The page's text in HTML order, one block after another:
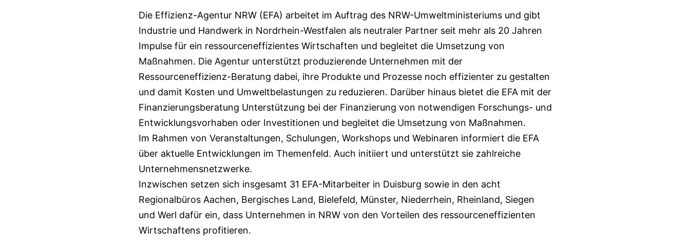
Die Effizienz-Agentur NRW (EFA) arbeitet im Auftrag des NRW-Umweltministeriums und gibt
Industrie und Handwerk in Nordrhein-Westfalen als neutraler Partner seit mehr als 20 Jahren
Impulse für ein ressourceneffizientes Wirtschaften und begleitet die Umsetzung von
Maßnahmen. Die Agentur unterstützt produzierende Unternehmen mit der
Ressourceneffizienz-Beratung dabei, ihre Produkte und Prozesse noch effizienter zu gestalten
und damit Kosten und Umweltbelastungen zu reduzieren. Darüber hinaus bietet die EFA mit der
Finanzierungsberatung Unterstützung bei der Finanzierung von notwendigen Forschungs- und
Entwicklungsvorhaben oder Investitionen und begleitet die Umsetzung von Maßnahmen.
Im Rahmen von Veranstaltungen, Schulungen, Workshops und Webinaren informiert die EFA
über aktuelle Entwicklungen im Themenfeld. Auch initiiert und unterstützt sie zahlreiche
Unternehmensnetzwerke.
Inzwischen setzen sich insgesamt 31 EFA-Mitarbeiter in Duisburg sowie in den acht
Regionalbüros Aachen, Bergisches Land, Bielefeld, Münster, Niederrhein, Rheinland, Siegen
und Werl dafür ein, dass Unternehmen in NRW von den Vorteilen des ressourceneffizienten
Wirtschaftens profitieren.